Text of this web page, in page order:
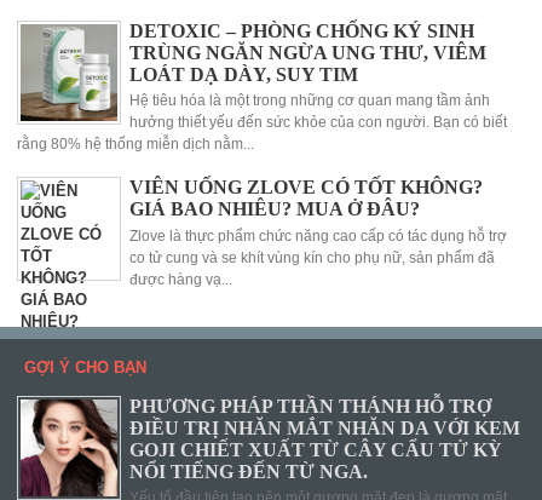
DETOXIC – PHÒNG CHỐNG KÝ SINH
TRÙNG NGĂN NGỪA UNG THƯ, VIÊM
LOÁT DẠ DÀY, SUY TIM
Hệ tiêu hóa là một trong những cơ quan mang tầm ảnh
hưởng thiết yếu đến sức khỏe của con người. Bạn có biết
rằng 80% hệ thống miễn dịch nằm...
VIÊN UỐNG ZLOVE CÓ TỐT KHÔNG?
GIÁ BAO NHIÊU? MUA Ở ĐÂU?
Zlove là thực phẩm chức năng cao cấp có tác dụng hỗ trợ
co tử cung và se khít vùng kín cho phụ nữ, sản phẩm đã
được hàng vạ...
GỢI Ý CHO BẠN
PHƯƠNG PHÁP THẦN THÁNH HỖ TRỢ
ĐIỀU TRỊ NHĂN MẮT NHĂN DA VỚI KEM
GOJI CHIẾT XUẤT TỪ CÂY CẨU TỬ KỲ
NỔI TIẾNG ĐẾN TỪ NGA.